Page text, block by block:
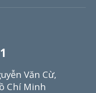
Văn Cừ,
Chí Minh